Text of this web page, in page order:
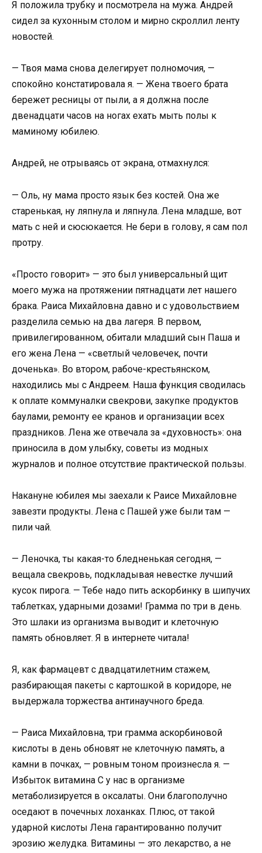
Я положила трубку и посмотрела на мужа. Андрей
сидел за кухонным столом и мирно скроллил ленту
новостей.
— Твоя мама снова делегирует полномочия, —
спокойно констатировала я. — Жена твоего брата
бережет ресницы от пыли, а я должна после
двенадцати часов на ногах ехать мыть полы к
маминому юбилею.
Андрей, не отрываясь от экрана, отмахнулся:
— Оль, ну мама просто язык без костей. Она же
старенькая, ну ляпнула и ляпнула. Лена младше, вот
мать с ней и сюсюкается. Не бери в голову, я сам пол
протру.
«Просто говорит» — это был универсальный щит
моего мужа на протяжении пятнадцати лет нашего
брака. Раиса Михайловна давно и с удовольствием
разделила семью на два лагеря. В первом,
привилегированном, обитали младший сын Паша и
его жена Лена — «светлый человечек, почти
доченька». Во втором, рабоче-крестьянском,
находились мы с Андреем. Наша функция сводилась
к оплате коммуналки свекрови, закупке продуктов
баулами, ремонту ее кранов и организации всех
праздников. Лена же отвечала за «духовность»: она
приносила в дом улыбку, советы из модных
журналов и полное отсутствие практической пользы.
Накануне юбилея мы заехали к Раисе Михайловне
завезти продукты. Лена с Пашей уже были там —
пили чай.
— Леночка, ты какая-то бледненькая сегодня, —
вещала свекровь, подкладывая невестке лучший
кусок пирога. — Тебе надо пить аскорбинку в шипучих
таблетках, ударными дозами! Грамма по три в день.
Это шлаки из организма выводит и клеточную
память обновляет. Я в интернете читала!
Я, как фармацевт с двадцатилетним стажем,
разбирающая пакеты с картошкой в коридоре, не
выдержала торжества антинаучного бреда.
— Раиса Михайловна, три грамма аскорбиновой
кислоты в день обновят не клеточную память, а
камни в почках, — ровным тоном произнесла я. —
Избыток витамина С у нас в организме
метаболизируется в оксалаты. Они благополучно
оседают в почечных лоханках. Плюс, от такой
ударной кислоты Лена гарантированно получит
эрозию желудка. Витамины — это лекарство, а не